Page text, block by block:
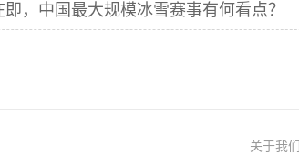
即，中国最大规模冰雪赛事有何看点？
关于我们